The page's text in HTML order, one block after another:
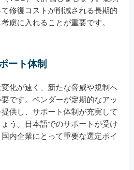
修復コストが削減される長期的
慮に入れることが重要です。
ート体制
化が速く、新たな脅威や規制へ
です。ベンダーが定期的なアッ
供し、サポート体制が充実して
う。日本語でのサポートが受け
内企業にとって重要な選定ポイ